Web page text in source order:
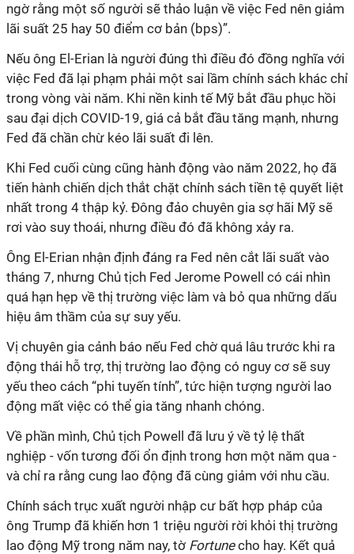
ngờ rằng một số người sẽ thảo luận về việc Fed nên giảm
lãi suất 25 hay 50 điểm cơ bản (bps)”.
Nếu ông El-Erian là người đúng thì điều đó đồng nghĩa với
việc Fed đã lại phạm phải một sai lầm chính sách khác chỉ
trong vòng vài năm. Khi nền kinh tế Mỹ bắt đầu phục hồi
sau đại dịch COVID-19, giá cả bắt đầu tăng mạnh, nhưng
Fed đã chần chừ kéo lãi suất đi lên.
Khi Fed cuối cùng cũng hành động vào năm 2022, họ đã
tiến hành chiến dịch thắt chặt chính sách tiền tệ quyết liệt
nhất trong 4 thập kỷ. Đông đảo chuyên gia sợ hãi Mỹ sẽ
rơi vào suy thoái, nhưng điều đó đã không xảy ra.
Ông El-Erian nhận định đáng ra Fed nên cắt lãi suất vào
tháng 7, nhưng Chủ tịch Fed Jerome Powell có cái nhìn
quá hạn hẹp về thị trường việc làm và bỏ qua những dấu
hiệu âm thầm của sự suy yếu.
Vị chuyên gia cảnh báo nếu Fed chờ quá lâu trước khi ra
động thái hỗ trợ, thị trường lao động có nguy cơ sẽ suy
yếu theo cách “phi tuyến tính”, tức hiện tượng người lao
động mất việc có thể gia tăng nhanh chóng.
Về phần mình, Chủ tịch Powell đã lưu ý về tỷ lệ thất
nghiệp - vốn tương đối ổn định trong hơn một năm qua -
và chỉ ra rằng cung lao động đã cùng giảm với nhu cầu.
Chính sách trục xuất người nhập cư bất hợp pháp của
ông Trump đã khiến hơn 1 triệu người rời khỏi thị trường
lao động Mỹ trong năm nay, tờ Fortunecho hay. Kết quả